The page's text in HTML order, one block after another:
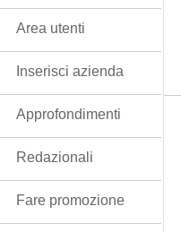
Area utenti
Inserisci azienda
Approfondimenti
Redazionali
Fare promozione